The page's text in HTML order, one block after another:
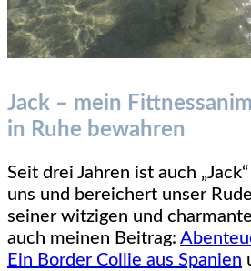
Jack – mein
in Ruhe bewahren
Seit drei Jahren ist auch
uns und bereichert unser
seiner witzigen und
auch meinen Beitrag:
Ein Border Collie aus Spanien